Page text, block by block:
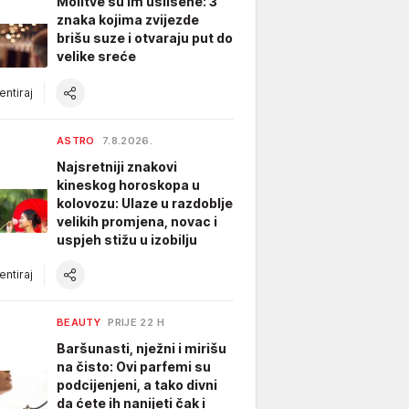
znaka kojima zvijezde
brišu suze i otvaraju put do
velike sreće
ASTRO 7.8.2026.
Najsretniji znakovi
kineskog horoskopa u
kolovozu: Ulaze u razdoblje
velikih promjena, novac i
uspjeh stižu u izobilju
BEAUTY PRIJE 22 H
Baršunasti, nježni i mirišu
na čisto: Ovi parfemi su
podcijenjeni, a tako divni
da ćete ih nanijeti čak i